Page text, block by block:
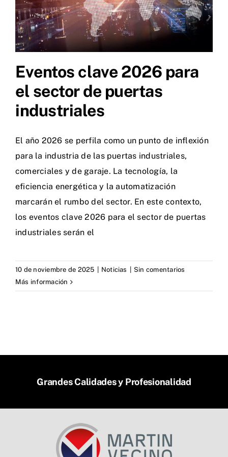
Eventos clave 2026 para
el sector de puertas
industriales
El año 2026 se perfila como un punto de inflexión
para la industria de las puertas industriales,
comerciales y de garaje. La tecnología, la
eficiencia energética y la automatización
marcarán el rumbo del sector. En este contexto,
los eventos clave 2026 para el sector de puertas
industriales serán el
10 de noviembre de 2025 Noticias
Sin comentarios
Más información
Grandes Calidades y Profesionalidad